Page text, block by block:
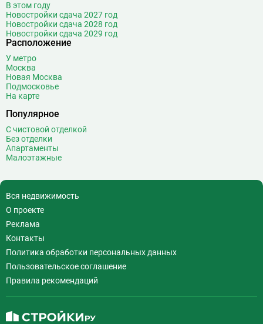
В этом году
Новостройки сдача 2027 год
Новостройки сдача 2028 год
Новостройки сдача 2029 год
Расположение
У метро
Москва
Новая Москва
Подмосковье
На карте
Популярное
С чистовой отделкой
Без отделки
Апартаменты
Малоэтажные
Вся недвижимость
О проекте
Реклама
Контакты
Политика обработки персональных данных
Пользовательское соглашение
Правила рекомендаций